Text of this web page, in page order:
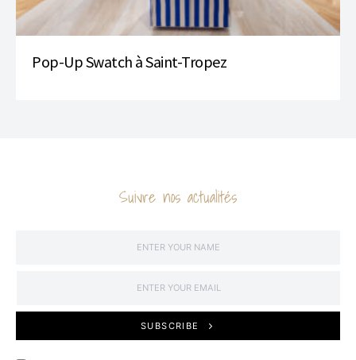
Pop-Up Swatch à Saint-Tropez
Suivre nos actualités
SUBSCRIBE